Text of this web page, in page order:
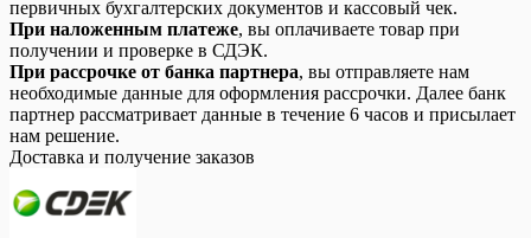
первичных бухгалтерских документов и кассовый чек.
При наложенным платеже, вы оплачиваете товар при
получении и проверке в СДЭК.
При рассрочке от банка партнера, вы отправляете нам
необходимые данные для оформления рассрочки. Далее банк
партнер рассматривает данные в течение 6 часов и присылает
нам решение.
Доставка и получение заказов